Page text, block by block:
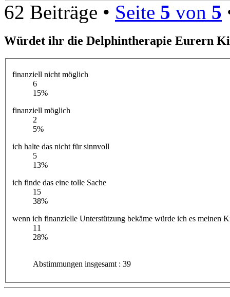
62 Beiträge • Seite 5 von 5
Würdet ihr die Delphintherapie Eurern
finanziell nicht möglich
6
15%
finanziell möglich
2
5%
ich halte das nicht für sinnvoll
5
13%
ich finde das eine tolle Sache
15
38%
wenn ich finanzielle Unterstützung bekäme würde ich es meinen
11
28%
Abstimmungen insgesamt : 39